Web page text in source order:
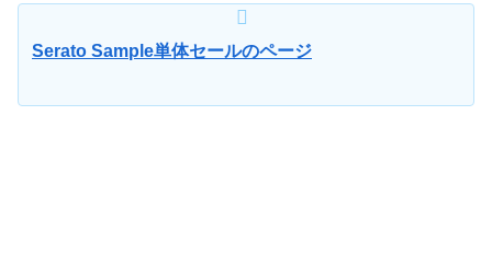
Serato Sample単体セールのページ